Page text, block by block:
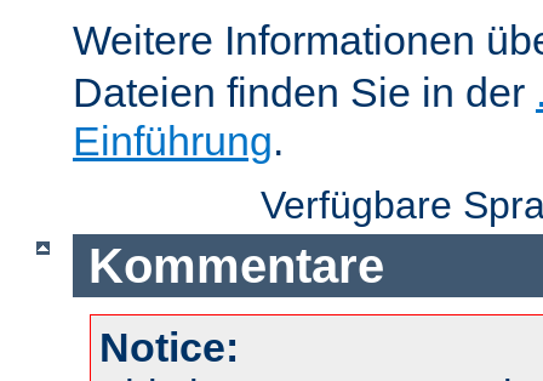
Weitere Informationen
Dateien finden Sie in der
Einführung.
Verfügbare
Kommentare
Notice: